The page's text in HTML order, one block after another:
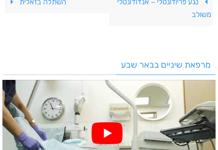
נגע פריודונטלי – אנדודונטלי
משולב
השתלה בזאלית
מרפאת שיניים בבאר שבע